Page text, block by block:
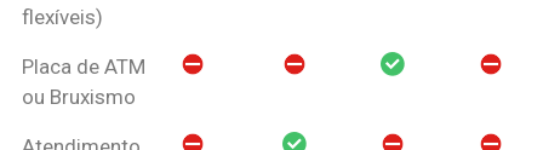
flexíveis)
Placa de ATM
ou Bruxismo